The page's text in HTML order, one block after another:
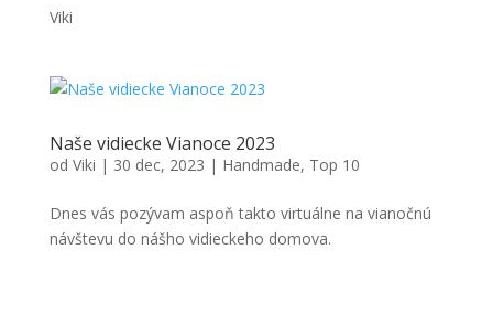
Viki
Naše vidiecke Vianoce 2023
od Viki | 30 dec, 2023 | Handmade, Top 10
Dnes vás pozývam aspoň takto virtuálne na vianočnú
návštevu do nášho vidieckeho domova.